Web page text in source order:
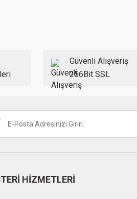
Güvenli Alışveriş
256Bit SSL
HİZMETLERİ